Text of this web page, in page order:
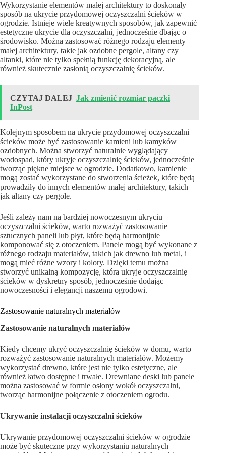
Wykorzystanie elementów małej architektury to doskonały
sposób na ukrycie przydomowej oczyszczalni ścieków w
ogrodzie. Istnieje wiele kreatywnych sposobów, jak zapewnić
estetyczne ukrycie dla oczyszczalni, jednocześnie dbając o
środowisko. Można zastosować różnego rodzaju elementy
małej architektury, takie jak ozdobne pergole, altany czy
altanki, które nie tylko spełnią funkcję dekoracyjną, ale
również skutecznie zasłonią oczyszczalnię ścieków.
CZYTAJ DALEJ Jak zmienić rozmiar paczki
InPost
Kolejnym sposobem na ukrycie przydomowej oczyszczalni
ścieków może być zastosowanie kamieni lub kamyków
ozdobnych. Można stworzyć naturalnie wyglądający
wodospad, który ukryje oczyszczalnię ścieków, jednocześnie
tworząc piękne miejsce w ogrodzie. Dodatkowo, kamienie
mogą zostać wykorzystane do stworzenia ścieżek, które będą
prowadziły do innych elementów małej architektury, takich
jak altany czy pergole.
Jeśli zależy nam na bardziej nowoczesnym ukryciu
oczyszczalni ścieków, warto rozważyć zastosowanie
sztucznych paneli lub płyt, które będą harmonijnie
komponować się z otoczeniem. Panele mogą być wykonane z
różnego rodzaju materiałów, takich jak drewno lub metal, i
mogą mieć różne wzory i kolory. Dzięki temu można
stworzyć unikalną kompozycję, która ukryje oczyszczalnię
ścieków w dyskretny sposób, jednocześnie dodając
nowoczesności i elegancji naszemu ogrodowi.
Zastosowanie naturalnych materiałów
Zastosowanie naturalnych materiałów
Kiedy chcemy ukryć oczyszczalnię ścieków w domu, warto
rozważyć zastosowanie naturalnych materiałów. Możemy
wykorzystać drewno, które jest nie tylko estetyczne, ale
również łatwo dostępne i trwałe. Drewniane deski lub panele
można zastosować w formie osłony wokół oczyszczalni,
tworząc harmonijne połączenie z otoczeniem ogrodu.
Ukrywanie instalacji oczyszczalni ścieków
Ukrywanie przydomowej oczyszczalni ścieków w ogrodzie
może być skuteczne przy wykorzystaniu naturalnych